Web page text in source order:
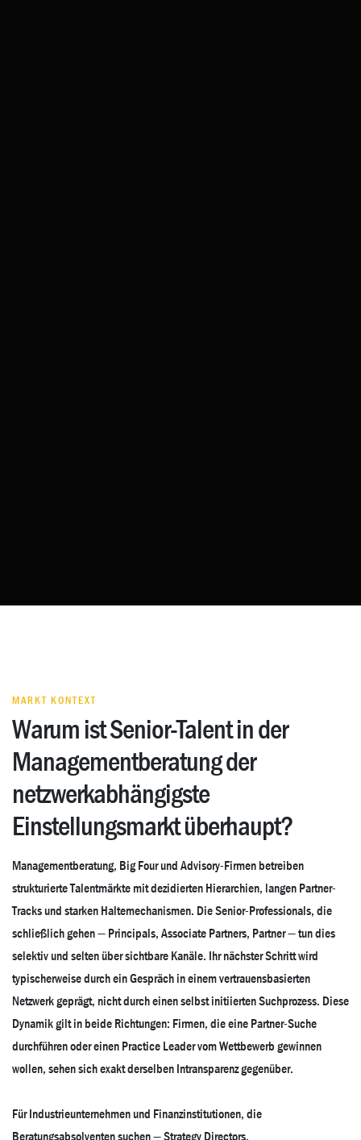
MARKT KONTEXT
Warum ist Senior-Talent in der
Managementberatung der
netzwerkabhängigste
Einstellungsmarkt überhaupt?
Managementberatung, Big Four und Advisory-Firmen betreiben
strukturierte Talentmärkte mit dezidierten Hierarchien, langen Partner-
Tracks und starken Haltemechanismen. Die Senior-Professionals, die
schließlich gehen — Principals, Associate Partners, Partner — tun dies
selektiv und selten über sichtbare Kanäle. Ihr nächster Schritt wird
typischerweise durch ein Gespräch in einem vertrauensbasierten
Netzwerk geprägt, nicht durch einen selbst initiierten Suchprozess. Diese
Dynamik gilt in beide Richtungen: Firmen, die eine Partner-Suche
durchführen oder einen Practice Leader vom Wettbewerb gewinnen
wollen, sehen sich exakt derselben Intransparenz gegenüber.
Für Industrieunternehmen und Finanzinstitutionen, die
Beratungsabsolventen suchen — Strategy Directors,